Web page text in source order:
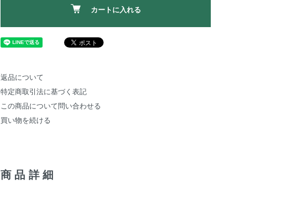
カートに入れる
返品について
特定商取引法に基づく表記
この商品について問い合わせる
買い物を続ける
商品詳細